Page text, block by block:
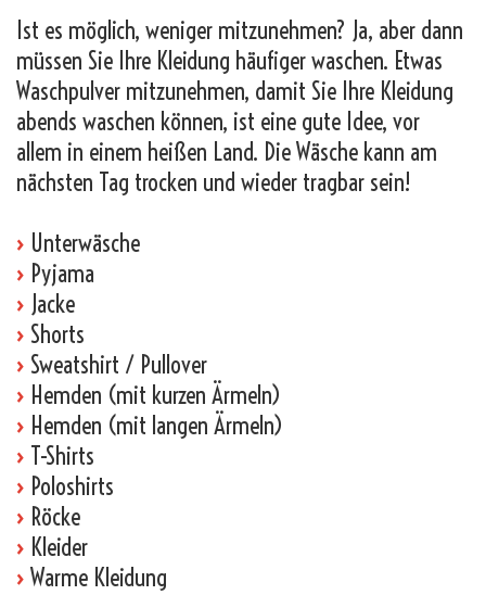
Ist es möglich, weniger mitzunehmen? Ja, aber dann
müssen Sie Ihre Kleidung häufiger waschen. Etwas
Waschpulver mitzunehmen, damit Sie Ihre Kleidung
abends waschen können, ist eine gute Idee, vor
allem in einem heißen Land. Die Wäsche kann am
nächsten Tag trocken und wieder tragbar sein!
› Unterwäsche
› Pyjama
› Jacke
› Shorts
› Sweatshirt / Pullover
› Hemden (mit kurzen Ärmeln)
› Hemden (mit langen Ärmeln)
› T-Shirts
› Poloshirts
› Röcke
› Kleider
› Warme Kleidung